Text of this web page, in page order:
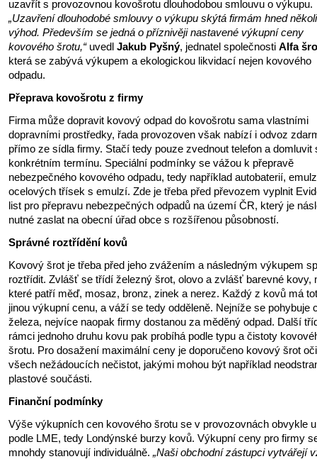
uzavřít s provozovnou kovošrotu dlouhodobou smlouvu o výkupu.
„Uzavření dlouhodobé smlouvy o výkupu skýtá firmám hned
výhod. Především se jedná o příznivěji nastavené výkupní ceny
kovového šrotu,“uvedl Jakub Pyšný, jednatel společnosti Alfa
která se zabývá výkupem a ekologickou likvidací nejen kovového
odpadu.
Přeprava kovošrotu z firmy
Firma může dopravit kovový odpad do kovošrotu sama vlastními
dopravními prostředky, řada provozoven však nabízí i odvoz
přímo ze sídla firmy. Stačí tedy pouze zvednout telefon a domluvit
konkrétním termínu. Speciální podmínky se vážou k přepravě
nebezpečného kovového odpadu, tedy například autobaterií,
ocelových třísek s emulzí. Zde je třeba před převozem vyplnit
list pro přepravu nebezpečných odpadů na území ČR, který je
nutné zaslat na obecní úřad obce s rozšířenou působností.
Správné roztřídění kovů
Kovový šrot je třeba před jeho zvážením a následným výkupem
roztřídit. Zvlášť se třídí železný šrot, olovo a zvlášť barevné kovy,
které patří měď, mosaz, bronz, zinek a nerez. Každý z kovů má
jinou výkupní cenu, a váží se tedy odděleně. Nejníže se pohybuje
železa, nejvíce naopak firmy dostanou za měděný odpad. Další
rámci jednoho druhu kovu pak probíhá podle typu a čistoty
šrotu. Pro dosažení maximální ceny je doporučeno kovový šrot
všech nežádoucích nečistot, jakými mohou být například
plastové součásti.
Finanční podmínky
Výše výkupních cen kovového šrotu se v provozovnách obvykle
podle LME, tedy Londýnské burzy kovů. Výkupní ceny pro firmy
mnohdy stanovují individuálně. „Naši obchodní zástupci vytvářejí